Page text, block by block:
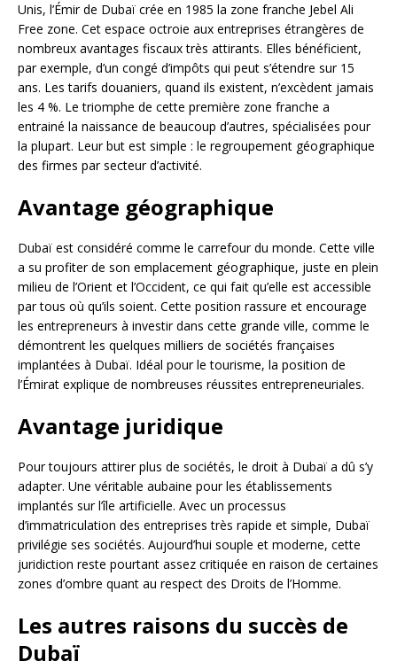
Unis, l’Émir de Dubaï crée en 1985 la zone franche Jebel Ali
Free zone. Cet espace octroie aux entreprises étrangères de
nombreux avantages fiscaux très attirants. Elles bénéficient,
par exemple, d’un congé d’impôts qui peut s’étendre sur 15
ans. Les tarifs douaniers, quand ils existent, n’excèdent jamais
les 4 %. Le triomphe de cette première zone franche a
entrainé la naissance de beaucoup d’autres, spécialisées pour
la plupart. Leur but est simple : le regroupement géographique
des firmes par secteur d’activité.
Avantage géographique
Dubaï est considéré comme le carrefour du monde. Cette ville
a su profiter de son emplacement géographique, juste en plein
milieu de l’Orient et l’Occident, ce qui fait qu’elle est accessible
par tous où qu’ils soient. Cette position rassure et encourage
les entrepreneurs à investir dans cette grande ville, comme le
démontrent les quelques milliers de sociétés françaises
implantées à Dubaï. Idéal pour le tourisme, la position de
l’Émirat explique de nombreuses réussites entrepreneuriales.
Avantage juridique
Pour toujours attirer plus de sociétés, le droit à Dubaï a dû s’y
adapter. Une véritable aubaine pour les établissements
implantés sur l’île artificielle. Avec un processus
d’immatriculation des entreprises très rapide et simple, Dubaï
privilégie ses sociétés. Aujourd’hui souple et moderne, cette
juridiction reste pourtant assez critiquée en raison de certaines
zones d’ombre quant au respect des Droits de l’Homme.
Les autres raisons du succès de
Dubaï